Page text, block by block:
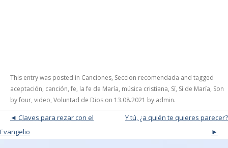
This entry was posted in Canciones, Seccion recomendada and tagged
aceptación, canción, fe, la fe de María, música cristiana, Sí, Sí de María, Son
by four, video, Voluntad de Dios on 13.08.2021 by admin.
Post navigation Y tú, ¿a quién te quieres parecer?
Claves para rezar con el
Evangelio